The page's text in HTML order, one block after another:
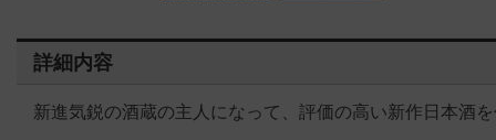
詳細内容
新進気鋭の酒蔵の主人になって、評価の高い新作日本酒